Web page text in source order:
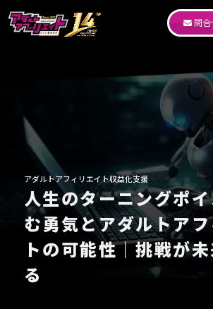
問
アダルトアフィリエイト収益化支援
人生のターニングポ
む勇気とアダルトア
トの可能性｜挑戦が
る